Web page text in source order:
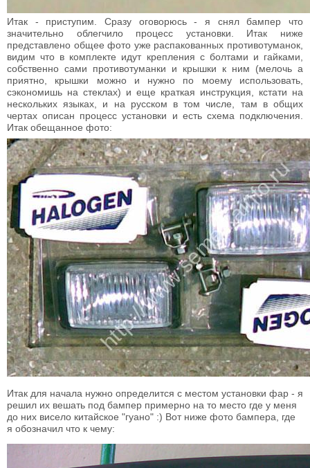
Итак - приступим. Сразу оговорюсь - я снял бампер что
значительно облегчило процесс установки. Итак ниже
представлено общее фото уже распакованных противотуманок,
видим что в комплекте идут крепления с болтами и гайками,
собственно сами противотуманки и крышки к ним (мелочь а
приятно, крышки можно и нужно по моему использовать,
сэкономишь на стеклах) и еще краткая инструкция, кстати на
нескольких языках, и на русском в том числе, там в общих
чертах описан процесс установки и есть схема подключения.
Итак обещанное фото:
Итак для начала нужно определится с местом установки фар - я
решил их вешать под бампер примерно на то место где у меня
до них висело китайское "гуано" :) Вот ниже фото бампера, где
я обозначил что к чему: